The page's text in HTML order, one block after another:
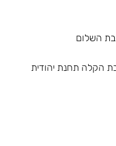
השלום
הקלה תחנת יהודית